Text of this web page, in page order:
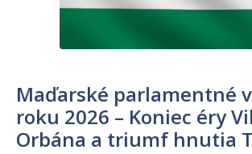
Maďarské parlamentné
roku 2026 – Koniec éry
Orbána a triumf hnutia